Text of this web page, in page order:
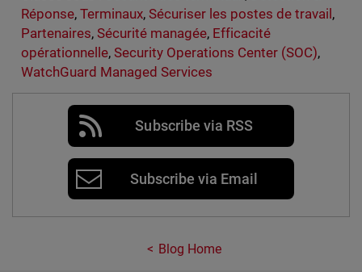
Réponse, Terminaux, Sécuriser les postes de travail ,
Partenaires, Sécurité managée, Efficacité
opérationnelle, Security Operations Center (SOC),
WatchGuard Managed Services
Subscribe via RSS
Subscribe via Email
Blog Home